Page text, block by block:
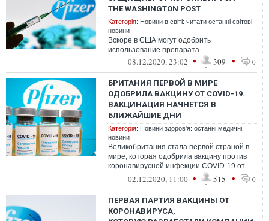
THE WASHINGTON POST
Категорія: Новини в світі: читати останні світові
новини
Вскоре в США могут одобрить
использование препарата.
08.12.2020, 23:02 • 309 • 0
БРИТАНИЯ ПЕРВОЙ В МИРЕ
ОДОБРИЛА ВАКЦИНУ ОТ COVID-19.
ВАКЦИНАЦИЯ НАЧНЕТСЯ В
БЛИЖАЙШИЕ ДНИ
Категорія: Новини здоров'я: останні медичні
новини
Великобритания стала первой страной в
мире, которая одобрила вакцину против
коронавирусной инфекции COVID-19 от
Pfizer и BioNTech, которая показала св...
02.12.2020, 11:00 • 515 • 0
ПЕРВАЯ ПАРТИЯ ВАКЦИНЫ ОТ
КОРОНАВИРУСА,